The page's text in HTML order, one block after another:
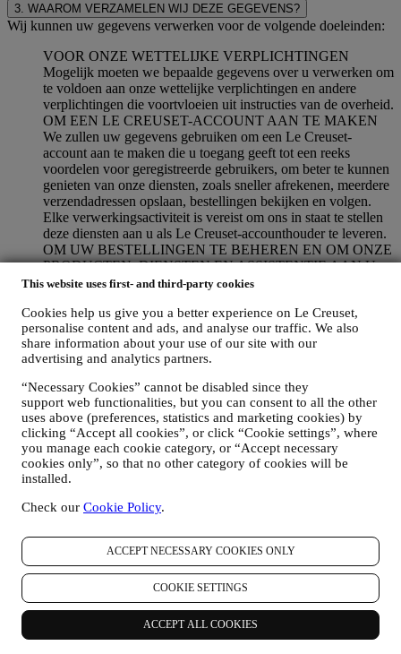
This website uses first- and third-party cookies
Cookies help us give you a better experience on Le Creuset,
personalise content and ads, and analyse our traffic. We also
share information about your use of our site with our
advertising and analytics partners.
“Necessary Cookies” cannot be disabled since they
support web functionalities, but you can consent to all the other
uses above (preferences, statistics and marketing cookies) by
clicking “Accept all cookies”, or click “Cookie settings”, where
you manage each cookie category, or “Accept necessary
cookies only”, so that no other category of cookies will be
installed.
Check our Cookie Policy.
ACCEPT NECESSARY COOKIES ONLY
COOKIE SETTINGS
ACCEPT ALL COOKIES
3. WAAROM VERZAMELEN WIJ DEZE GEGEVENS?
Wij kunnen uw gegevens verwerken voor de volgende doeleinden:
VOOR ONZE WETTELIJKE VERPLICHTINGEN
Mogelijk moeten we bepaalde gegevens over u verwerken om
te voldoen aan onze wettelijke verplichtingen en andere
verplichtingen die voortvloeien uit instructies van de overheid.
OM EEN LE CREUSET-ACCOUNT AAN TE MAKEN
We zullen uw gegevens gebruiken om een Le Creuset-
account aan te maken die u toegang geeft tot een reeks
voordelen voor geregistreerde gebruikers, om beter te kunnen
genieten van onze diensten, zoals sneller afrekenen, meerdere
verzendadressen opslaan, bestellingen bekijken en volgen.
Elke verwerkingsactiviteit is vereist om ons in staat te stellen
deze diensten aan u als Le Creuset-accounthouder te leveren.
OM UW BESTELLINGEN TE BEHEREN EN OM ONZE
PRODUCTEN, DIENSTEN EN ASSISTENTIE AAN U
TE LEVEREN
relatie met u, uw aankoop van producten op de Website, uw
gebruik van de Website, eventuele latere hulp na de verkoop
of uw deelname aan onze wedstrijden te beheren. Mogelijk
moeten we bepaalde gegevens over u verwerken voor onze
contractuele relatie met u, zoals de boekhouding, facturering
en controle, verificatie van betaalkaarten, fraudescreening,
veiligheid, beveiliging, systeemtests, onderhoud en statistische
analyse. Af en toe moeten we mogelijk om administratieve of
operationele redenen contact met u opnemen. Bijvoorbeeld
om u een bevestiging van uw aankoop te sturen. We zullen
beantwoorden die via onze Websiteformulieren of andere
vereist om ons in staat te stellen onze diensten aan u te
leveren. Wij kunnen uw gegevens verwerken op basis van
ons legitiem belang (naar behoren rekening houdend met uw
rechten en vrijheden) om u opvolg-e-mails te sturen in het
geval u artikelen aan onze online winkelwagen hebt
toegevoegd zonder de aankoop af te ronden. Als u de
aankoop niet binnen een bepaalde periode afrondt, worden er